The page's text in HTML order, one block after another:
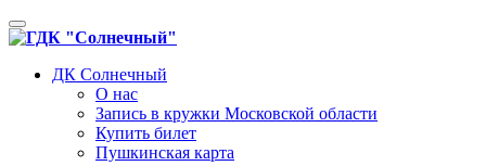
Toggle
navigation
ДК Солнечный
О нас
Запись в кружки Московской области
Купить билет
Пушкинская карта